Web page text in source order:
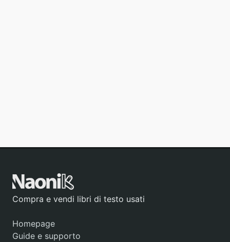
Compra e vendi libri di testo usati
Homepage
Guide e supporto